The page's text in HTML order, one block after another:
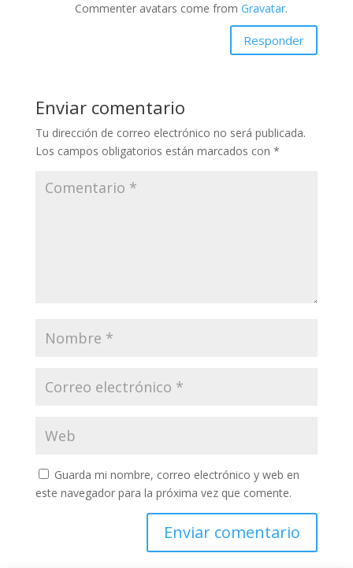
Commenter avatars come from Gravatar.
Responder
Enviar comentario
Tu dirección de correo electrónico no será publicada.
Los campos obligatorios están marcados con *
Guarda mi nombre, correo electrónico y web en
este navegador para la próxima vez que comente.